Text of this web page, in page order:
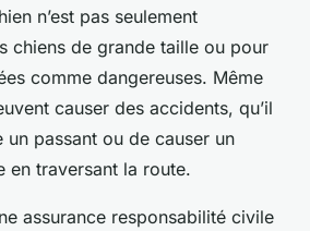
n’est pas seulement
chiens de grande taille ou pour
comme dangereuses. Même
causer des accidents, qu’il
un passant ou de causer un
en traversant la route.
assurance responsabilité civile